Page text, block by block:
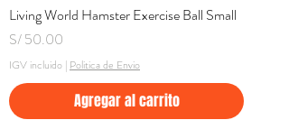
Living World Hamster Exercise Ball Small
Precio
S/ 50.00
IGV incluido | Politica de Envio
Agregar al carrito